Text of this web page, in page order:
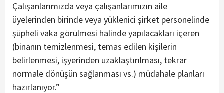
Çalışanlarımızda veya çalışanlarımızın aile
üyelerinden birinde veya yüklenici şirket personelinde
şüpheli vaka görülmesi halinde yapılacakları içeren
(binanın temizlenmesi, temas edilen kişilerin
belirlenmesi, işyerinden uzaklaştırılması, tekrar
normale dönüşün sağlanması vs.) müdahale planları
hazırlanıyor.”